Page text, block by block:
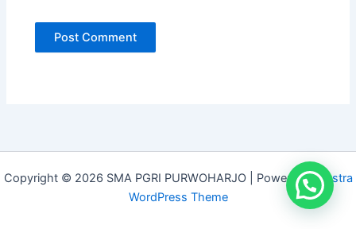
Copyright © 2026 SMA PGRI PURWOHARJO | Powered byAstra
WordPress Theme